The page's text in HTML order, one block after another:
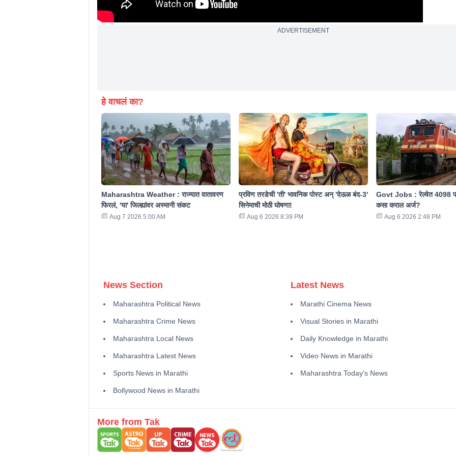
ADVERTISEMENT
हे वाचलं का?
Maharashtra Weather : राज्यात वातावरण
फिरलं, 'या' जिल्ह्यांवर अस्मानी संकट
Aug 7 2026 5:00 AM
प्रविण तरडेची 'ती' भावनिक पोस्ट अन् 'देऊळ बंद-3'
सिनेमाची मोठी घोषणा!
Aug 6 2026 8:39 PM
Govt Jobs : रेल्वेत 4098
कसा कराल अर्ज?
Aug 6 2026 2:48 PM
News Section
Maharashtra Political News
Maharashtra Crime News
Maharashtra Local News
Maharashtra Latest News
Sports News in Marathi
Bollywood News in Marathi
Latest News
Marathi Cinema News
Visual Stories in Marathi
Daily Knowledge in Marathi
Video News in Marathi
Maharashtra Today's News
More from Tak